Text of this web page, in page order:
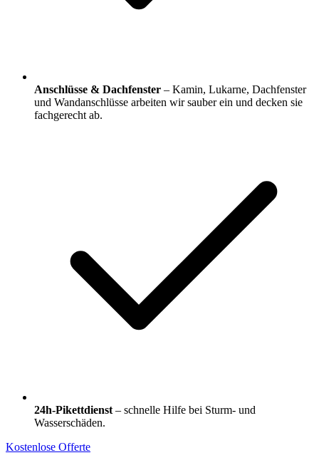
Anschlüsse & Dachfenster – Kamin, Lukarne, Dachfenster
und Wandanschlüsse arbeiten wir sauber ein und decken sie
fachgerecht ab.
24h-Pikettdienst – schnelle Hilfe bei Sturm- und
Wasserschäden.
Kostenlose Offerte